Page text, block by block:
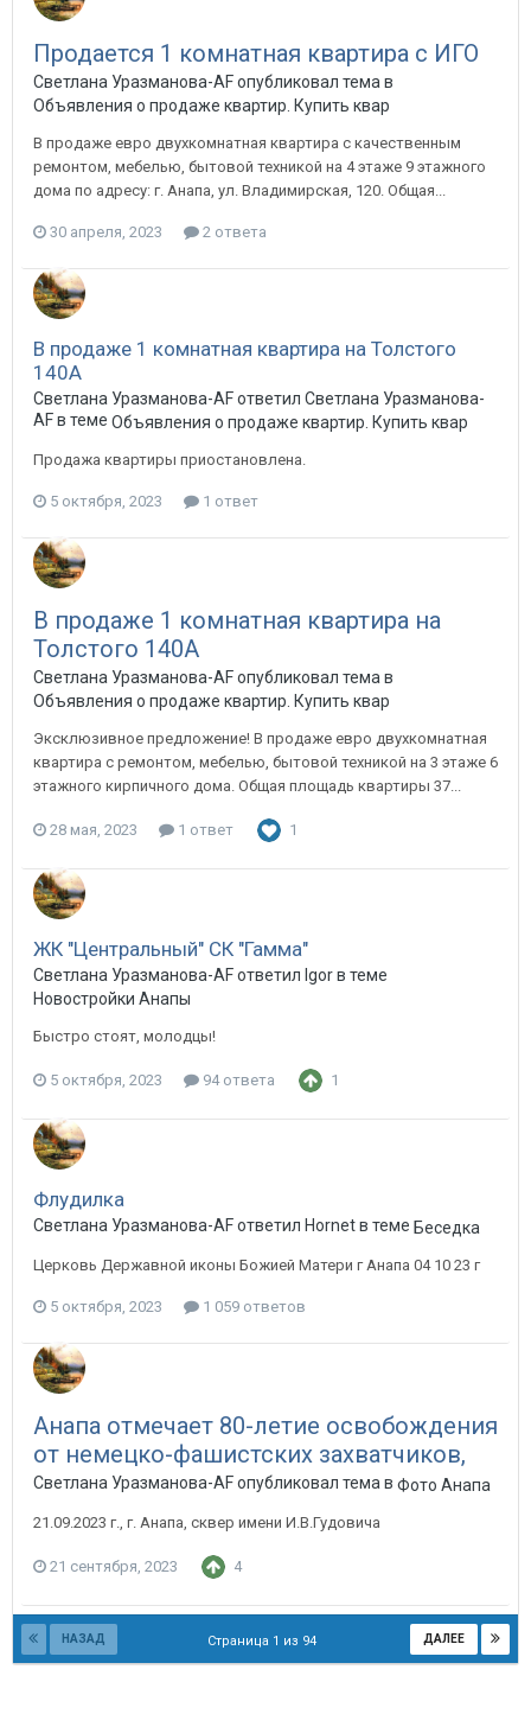
Продается 1 комнатная квартира с ИГО
Светлана Уразманова-AF опубликовал тема в
Объявления о продаже квартир. Купить квартиру в Анапе.
В продаже евро двухкомнатная квартира с качественным
ремонтом, мебелью, бытовой техникой на 4 этаже 9 этажного
дома по адресу: г. Анапа, ул. Владимирская, 120. Общая...
30 апреля, 2023 2 ответа
В продаже 1 комнатная квартира на Толстого
140А
Светлана Уразманова-AF ответил Светлана Уразманова-
AF в теме Объявления о продаже квартир. Купить квартиру в
Продажа квартиры приостановлена.
5 октября, 2023 1 ответ
В продаже 1 комнатная квартира на
Толстого 140А
Светлана Уразманова-AF опубликовал тема в
Объявления о продаже квартир. Купить квартиру в Анапе.
Эксклюзивное предложение! В продаже евро двухкомнатная
квартира с ремонтом, мебелью, бытовой техникой на 3 этаже 6
этажного кирпичного дома. Общая площадь квартиры 37...
28 мая, 2023 1 ответ 1
ЖК "Центральный" СК "Гамма"
Светлана Уразманова-AF ответил Igor в теме
Новостройки Анапы
Быстро стоят, молодцы!
5 октября, 2023 94 ответа 1
Флудилка
Светлана Уразманова-AF ответил Hornet в теме Беседка
Церковь Державной иконы Божией Матери г Анапа 04 10 23 г
5 октября, 2023 1 059 ответов
Анапа отмечает 80-летие освобождения
от немецко-фашистских захватчиков,
Светлана Уразманова-AF опубликовал тема в Фото Анапа
21.09.2023 г., г. Анапа, сквер имени И.В.Гудовича
21 сентября, 2023 4
НАЗАД ДАЛЕЕ
Страница 1 из 94